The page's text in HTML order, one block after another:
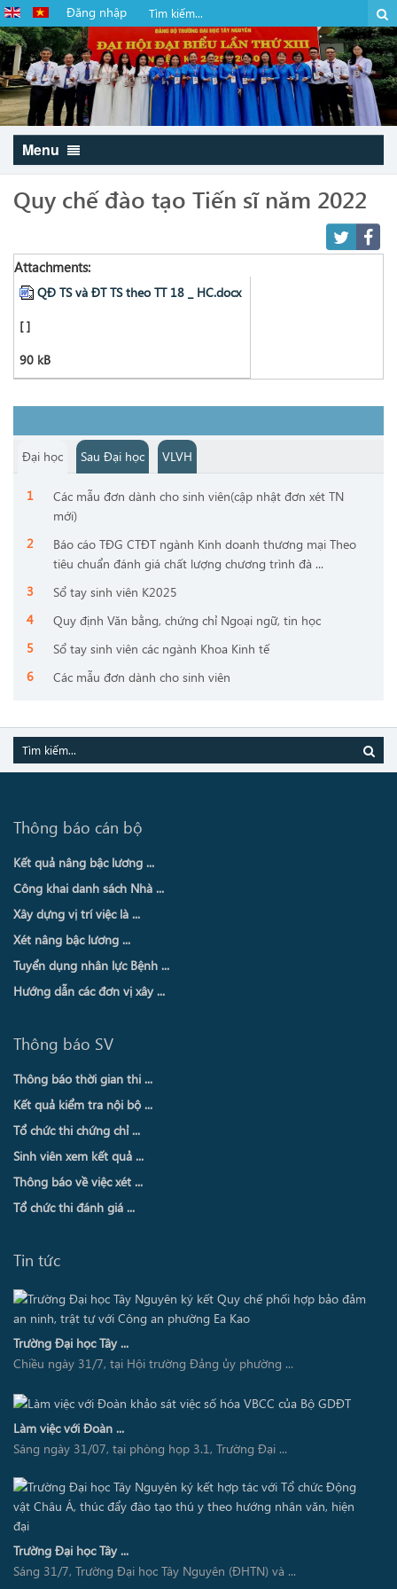
Đăng nhập
Menu
Quy chế đào tạo Tiến sĩ năm 2022
Attachments:
QĐ TS và ĐT TS theo TT 18 _ HC.docx
[ ]
90 kB
Đại học Sau Đại học VLVH
Các mẫu đơn dành cho sinh viên(cập nhật đơn xét TN
mới)
Báo cáo TĐG CTĐT ngành Kinh doanh thương mại Theo
tiêu chuẩn đánh giá chất lượng chương trình đà ...
Sổ tay sinh viên K2025
Quy định Văn bằng, chứng chỉ Ngoại ngữ, tin học
Sổ tay sinh viên các ngành Khoa Kinh tế
Các mẫu đơn dành cho sinh viên
Thông báo cán bộ
Kết quả nâng bậc lương ...
Công khai danh sách Nhà ...
Xây dựng vị trí việc là ...
Xét nâng bậc lương ...
Tuyển dụng nhân lực Bệnh ...
Hướng dẫn các đơn vị xây ...
Thông báo SV
Thông báo thời gian thi ...
Kết quả kiểm tra nội bộ ...
Tổ chức thi chứng chỉ ...
Sinh viên xem kết quả ...
Thông báo về việc xét ...
Tổ chức thi đánh giá ...
Tin tức
Trường Đại học Tây ...
Chiều ngày 31/7, tại Hội trường Đảng ủy phường ...
Làm việc với Đoàn ...
Sáng ngày 31/07, tại phòng họp 3.1, Trường Đại ...
Trường Đại học Tây ...
Sáng 31/7, Trường Đại học Tây Nguyên (ĐHTN) và ...